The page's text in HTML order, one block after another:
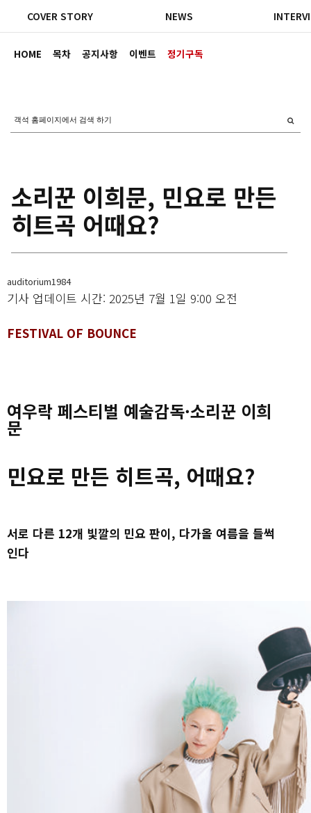
HOME 목차 공지사항 이벤트 정기구독
COVER STORY NEWS
소리꾼 이희문, 민요로 만든
히트곡 어때요?
auditorium1984
기사 업데이트 시간: 2025년 7월 1일 9:00 오전
FESTIVAL OF BOUNCE
여우락 페스티벌 예술감독·소리꾼 이희
문
민요로 만든 히트곡, 어때요?
서로 다른 12개 빛깔의 민요 판이, 다가올 여름을 들썩
인다